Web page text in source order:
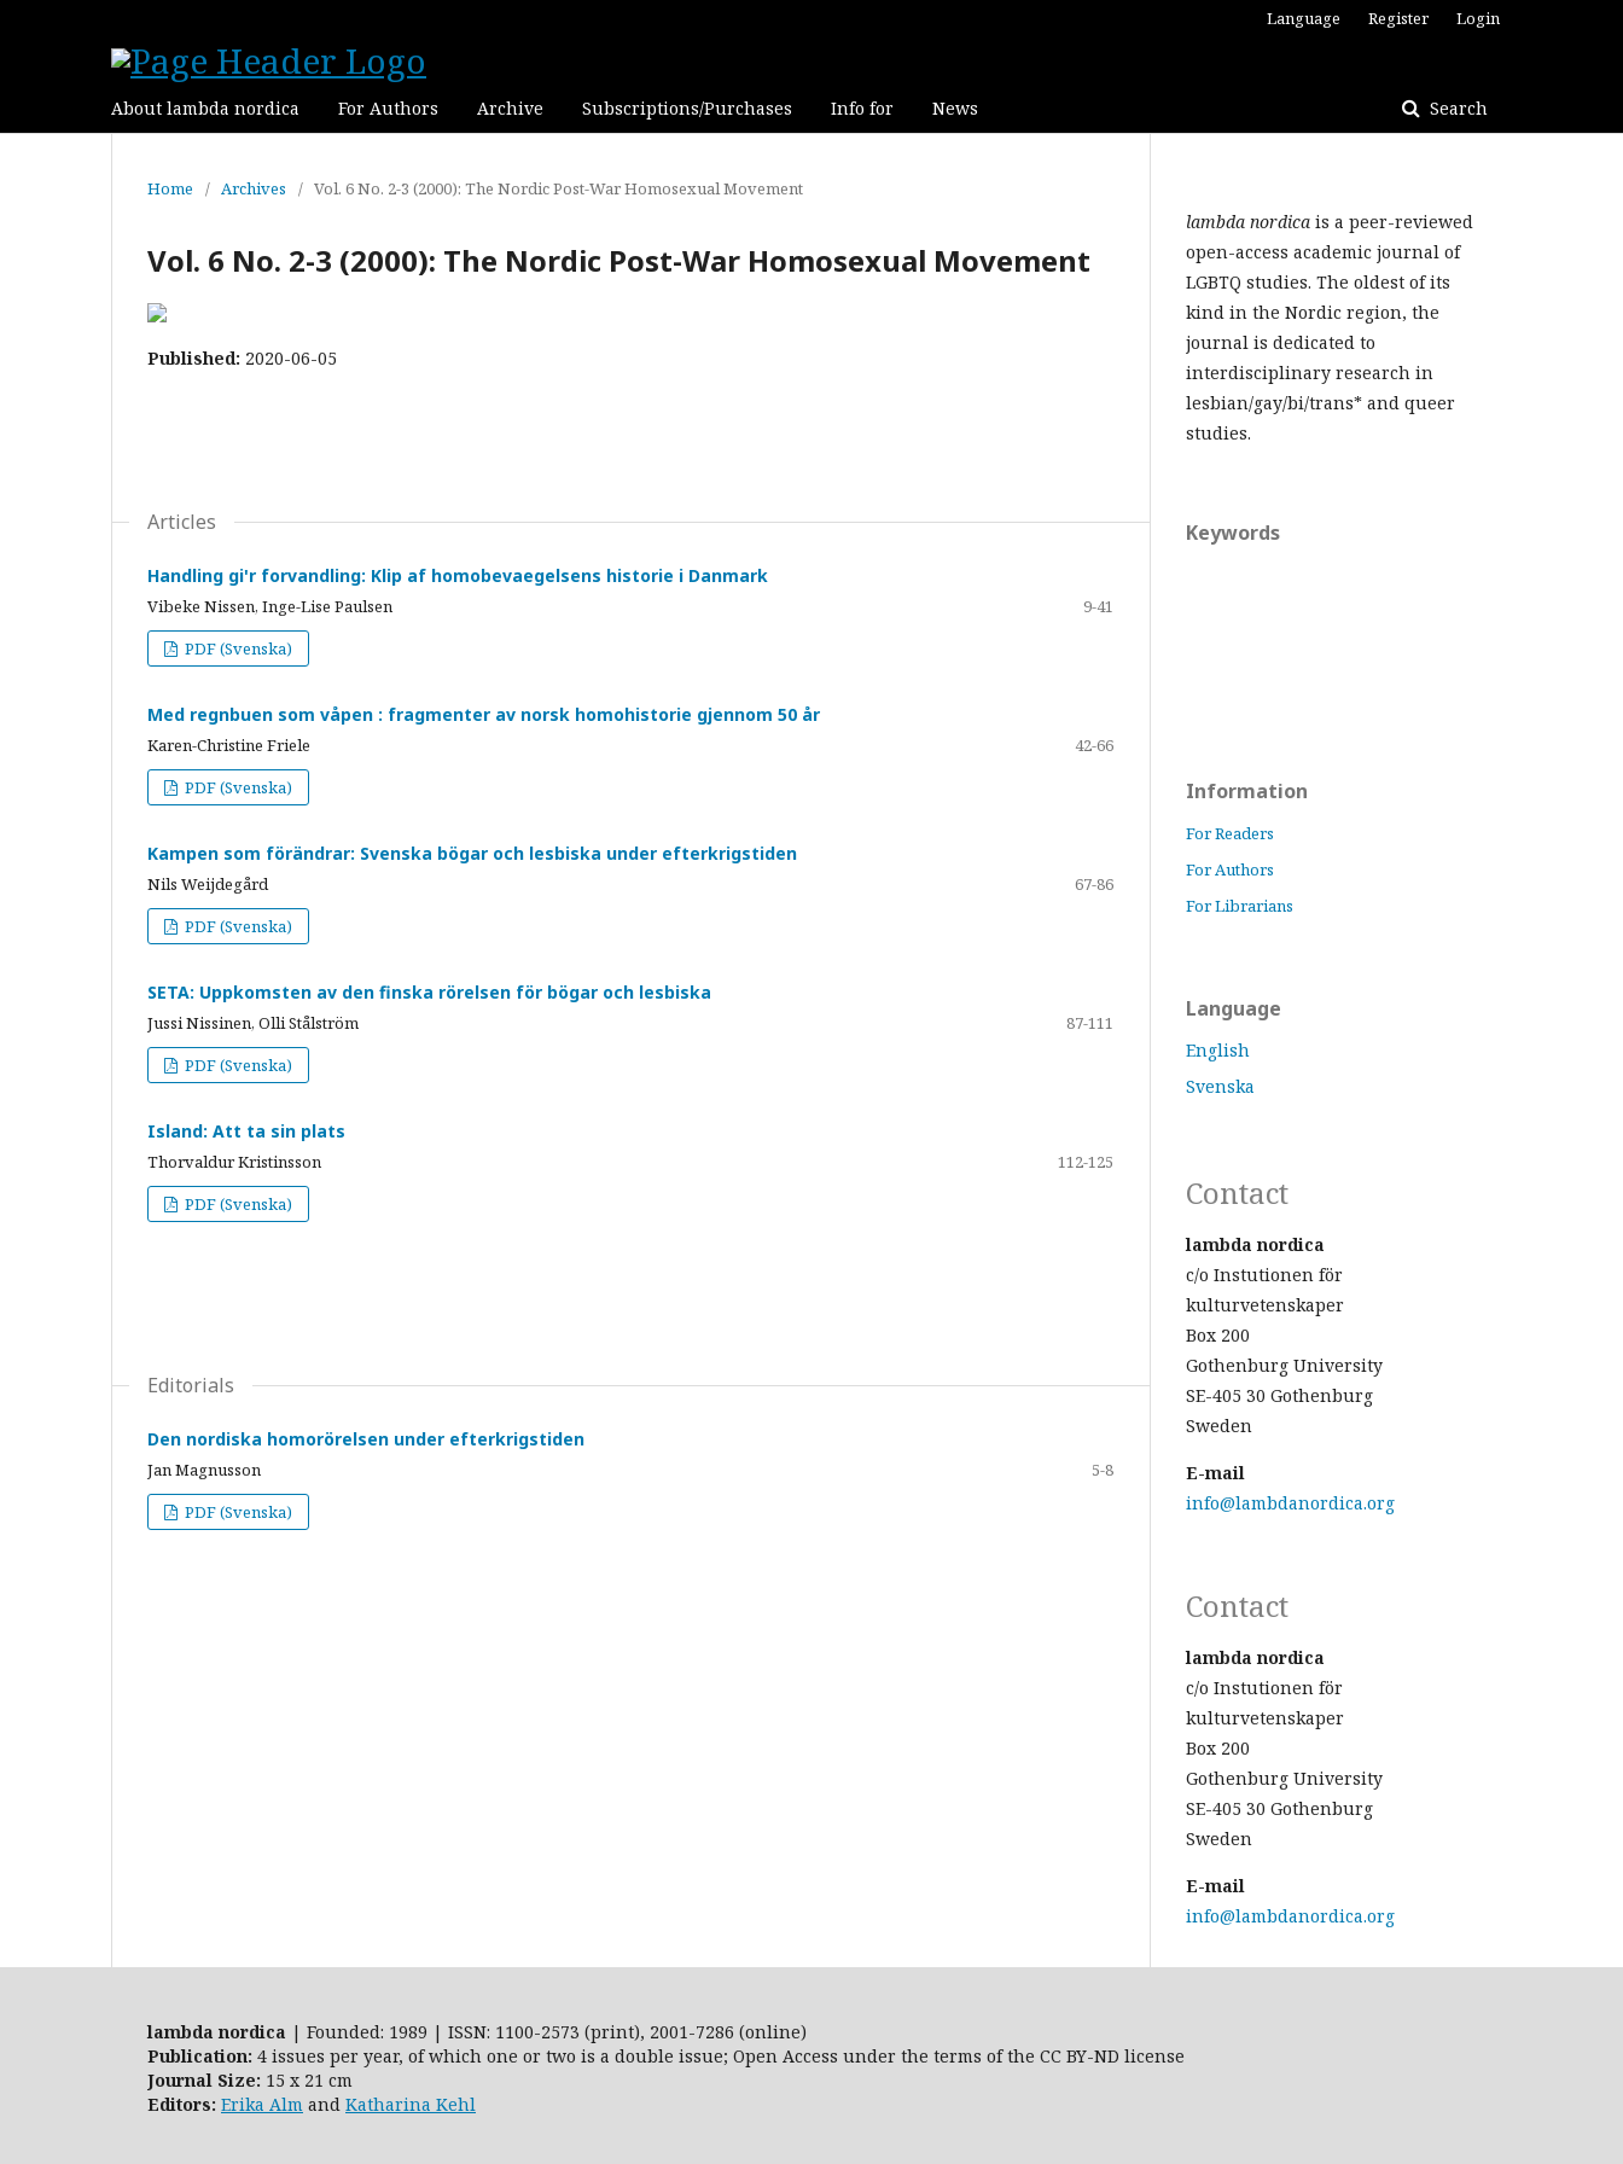
About lambda nordica For Authors Archive Subscriptions/Purchases Info for News Search
Language Register Login
Home / Archives / Vol. 6 No. 2-3 (2000): The Nordic Post-War Homosexual Movement
Vol. 6 No. 2-3 (2000): The Nordic Post-War Homosexual Movement
Published: 2020-06-05
Articles
Handling gi'r forvandling: Klip af homobevaegelsens historie i Danmark
Vibeke Nissen, Inge-Lise Paulsen
9-41
PDF (Svenska)
Med regnbuen som våpen : fragmenter av norsk homohistorie gjennom 50 år
Karen-Christine Friele
42-66
PDF (Svenska)
Kampen som förändrar: Svenska bögar och lesbiska under efterkrigstiden
Nils Weijdegård
67-86
PDF (Svenska)
SETA: Uppkomsten av den finska rörelsen för bögar och lesbiska
Jussi Nissinen, Olli Stålström
87-111
PDF (Svenska)
Island: Att ta sin plats
Thorvaldur Kristinsson
112-125
PDF (Svenska)
Editorials
Den nordiska homorörelsen under efterkrigstiden
Jan Magnusson
5-8
PDF (Svenska)
lambda nordica is a peer-reviewed
open-access academic journal of
LGBTQ studies. The oldest of its
kind in the Nordic region, the
journal is dedicated to
interdisciplinary research in
lesbian/gay/bi/trans* and queer
studies.
Keywords
Information
For Readers
For Authors
For Librarians
Language
English
Svenska
Contact
lambda nordica
c/o Instutionen för
kulturvetenskaper
Box 200
Gothenburg University
SE-405 30 Gothenburg
Sweden
E-mail
info@lambdanordica.org
Contact
lambda nordica
c/o Instutionen för
kulturvetenskaper
Box 200
Gothenburg University
SE-405 30 Gothenburg
Sweden
E-mail
info@lambdanordica.org
lambda nordica | Founded: 1989 | ISSN: 1100-2573 (print), 2001-7286 (online)
Publication: 4 issues per year, of which one or two is a double issue; Open Access under the terms of the CC BY-ND license
Journal Size: 15 x 21 cm
Editors: Erika Alm and Katharina Kehl